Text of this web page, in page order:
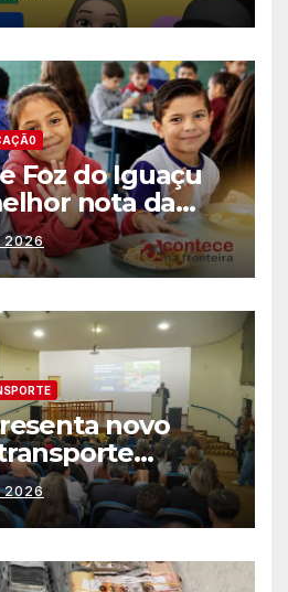
Foz do Iguaçu
nota da
2026
novo
para um
moderno e
2026